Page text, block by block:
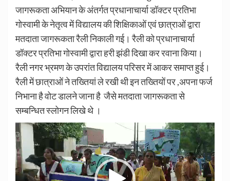
जागरूकता अभियान के अंतर्गत प्रधानाचार्या डॉक्टर प्रतिभा
गोस्वामी के नेतृत्व में विद्यालय की शिक्षिकाओं एवं छात्राओं द्वारा
मतदाता जागरूकता रैली निकाली गई। रैली को प्रधानाचार्या
डॉक्टर प्रतिभा गोस्वामी द्वारा हरी झंडी दिखा कर रवाना किया।
रैली नगर भ्रमण के उपरांत विद्यालय परिसर में आकर समाप्त हुई।
रैली में छात्राओं ने तख्तियां ले रखी थी इन तख्तियों पर ,अपना फर्ज
निभाना है वोट डालने जाना है जैसे मतदाता जागरूकता से
सम्बन्धित स्लोगन लिखे थे ।
Video
Player